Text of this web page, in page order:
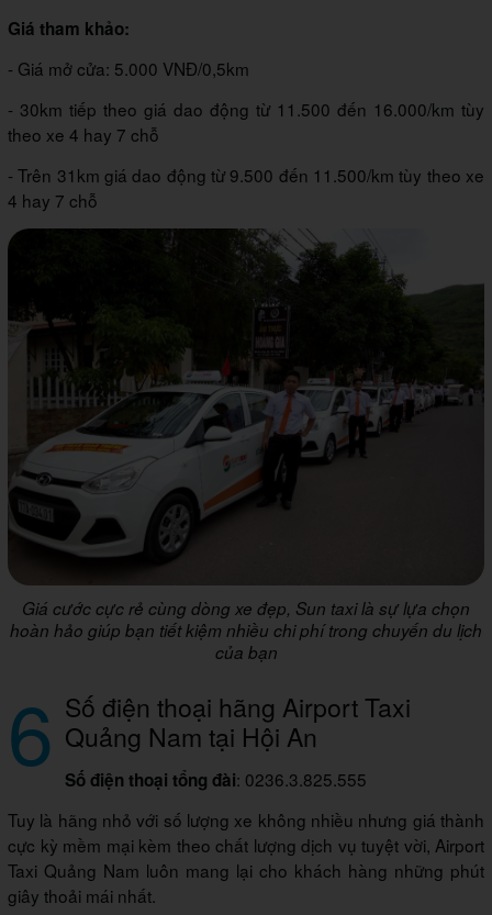
Giá tham khảo:
- Giá mở cửa: 5.000 VNĐ/0,5km
- 30km tiếp theo giá dao động từ 11.500 đến 16.000/km tùy
theo xe 4 hay 7 chỗ
- Trên 31km giá dao động từ 9.500 đến 11.500/km tùy theo xe
4 hay 7 chỗ
Giá cước cực rẻ cùng dòng xe đẹp, Sun taxi là sự lựa chọn
hoàn hảo giúp bạn tiết kiệm nhiều chi phí trong chuyến du lịch
của bạn
6 Số điện thoại hãng Airport Taxi
Quảng Nam tại Hội An
Số điện thoại tổng đài: 0236.3.825.555
Tuy là hãng nhỏ với số lượng xe không nhiều nhưng giá thành
cực kỳ mềm mại kèm theo chất lượng dịch vụ tuyệt vời, Airport
Taxi Quảng Nam luôn mang lại cho khách hàng những phút
giây thoải mái nhất.